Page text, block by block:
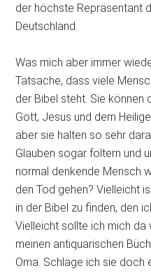
der höchste Repräsentant
Deutschland.
Was mich aber immer
Tatsache, dass viele
der Bibel steht. Sie können
Gott, Jesus und dem
aber sie halten so sehr
Glauben sogar foltern und
normal denkende Mensch
den Tod gehen? Vielleicht
in der Bibel zu finden, den
Vielleicht sollte ich mich da
meinen antiquarischen
Oma. Schlage ich sie doch